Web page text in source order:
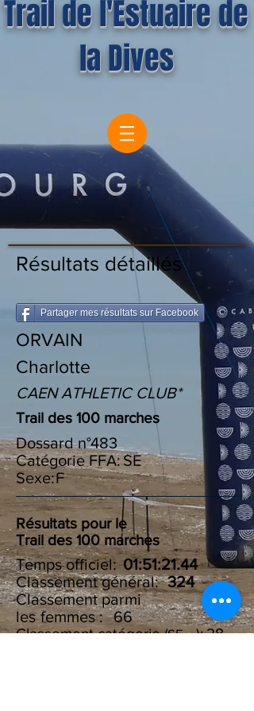
Trail de l'Estuaire de
la Dives
Résultats détaillés
Partager mes résultats sur Facebook
ORVAIN
Charlotte
CAEN ATHLETIC CLUB*
Trail des 100 marches
Dossard n°483
Catégorie FFA:SE
Sexe:F
Résultats pour le
Trail des 100 marches
Temps officiel: 01:51:21.44
Classement général: 324
Classement parmi
les : 66
femmes
Classement catégorie ( ):28
SE